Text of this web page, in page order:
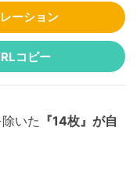
ーション
コピー
いた 『14枚』が自